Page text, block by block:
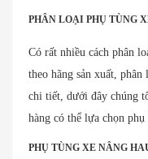
PHÂN LOẠI PHỤ TÙNG
Có rất nhiều cách phân
theo hãng sản xuất,
chi tiết, dưới đây chúng
hàng có thể lựa chọn
PHỤ TÙNG XE NÂNG